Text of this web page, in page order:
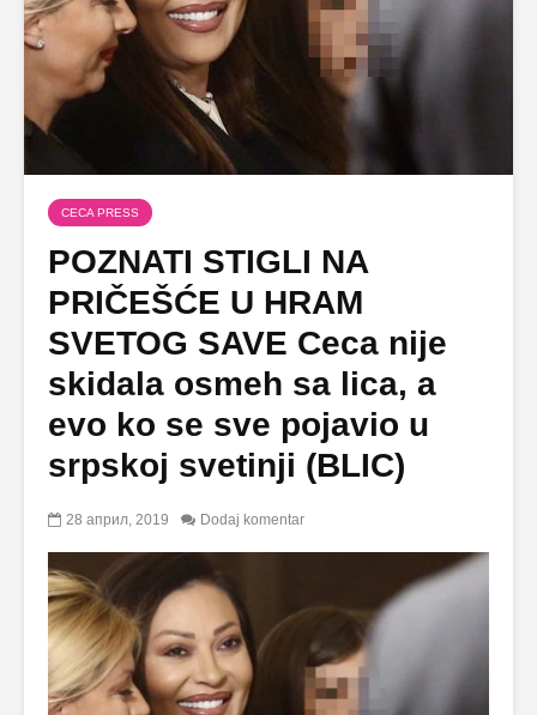
CECA PRESS
POZNATI STIGLI NA
PRIČEŠĆE U HRAM
SVETOG SAVE Ceca nije
skidala osmeh sa lica, a
evo ko se sve pojavio u
srpskoj svetinji (BLIC)
28 април, 2019 Dodaj komentar